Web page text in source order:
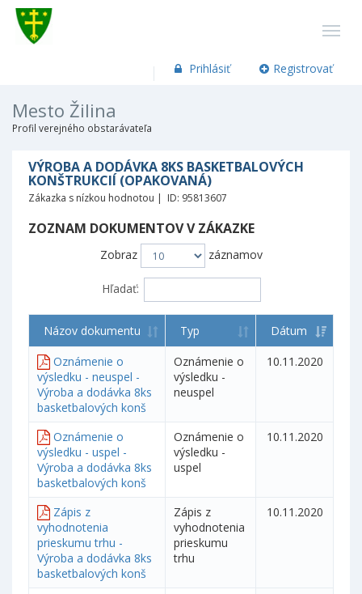
Prihlásiť Registrovať
Mesto Žilina
Profil verejného obstarávateľa
VÝROBA A DODÁVKA 8KS BASKETBALOVÝCH
KONŠTRUKCIÍ (OPAKOVANÁ)
Zákazka s nízkou hodnotou | ID: 95813607
ZOZNAM DOKUMENTOV V ZÁKAZKE
Zobraz záznamov
Hľadať:
Názov dokumentu Typ
Dátum
Oznámenie o
výsledku - neuspel -
Výroba a dodávka 8ks
basketbalových konš
Oznámenie o
výsledku -
neuspel
10.11.2020
Oznámenie o
výsledku - uspel -
Výroba a dodávka 8ks
basketbalových konš
Oznámenie o
výsledku -
uspel
10.11.2020
Zápis z
vyhodnotenia
prieskumu trhu -
Výroba a dodávka 8ks
basketbalových konš
Zápis z
vyhodnotenia
prieskumu
trhu
10.11.2020